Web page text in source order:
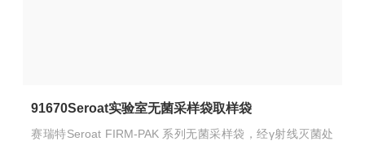
91670Seroat实验室无菌采样袋取样袋
赛瑞特Seroat FIRM-PAK 系列无菌采样袋，经γ射线灭菌处